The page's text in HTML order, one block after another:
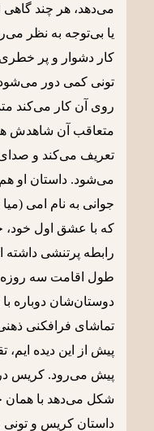
می‌دهد، هر چند
یا بی‌توجه به نظر
کار دشوار و پر
تونی کمی دور
روی آن کار می‌کند
متعاقب آن شاهدش
تعریف می‌کند و
می‌شود. داستان او
جوانی به نام امی
که با عشق اول
رابطه پرتنشی داشته
طول اقامت سه روزه
دوستان‌شان دوباره
تماشای فرافکنی
پیش از این دیده ایم،
پیش می‌رود. کریس
شکل می‌دهد با
داستان کریس و تونی